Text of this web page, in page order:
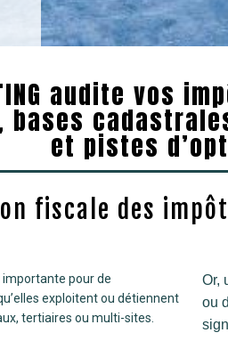
audite
bases
et pistes
fiscale des
pour de
exploitent ou détiennent
tertiaires ou multi-sites.
Or,
ou